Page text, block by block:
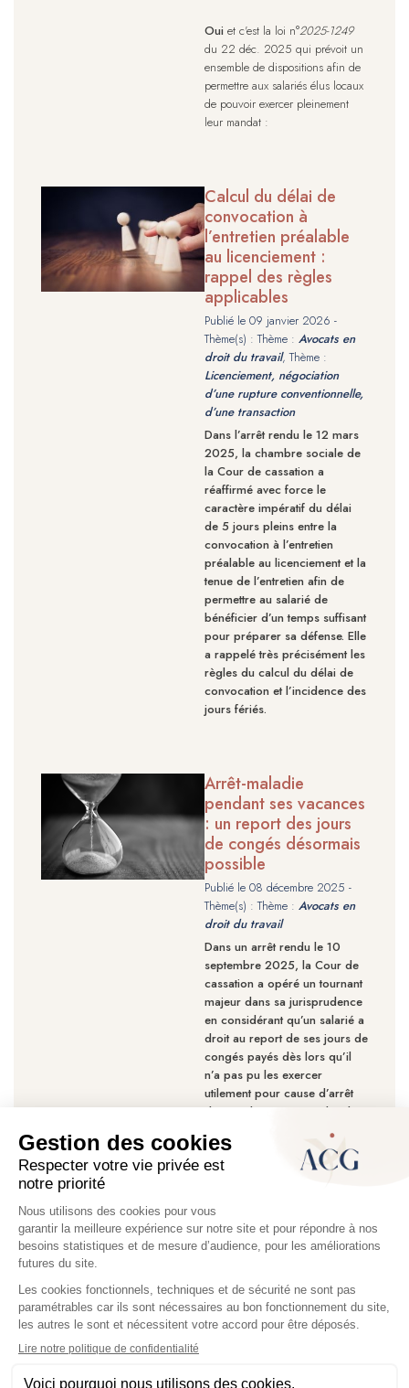
Oui et c'est la loi n°2025-1249
du 22 déc. 2025 qui prévoit un
ensemble de dispositions afin de
permettre aux salariés élus locaux
de pouvoir exercer pleinement
leur mandat :
Calcul du délai de
convocation à
l’entretien préalable
au licenciement :
rappel des règles
applicables
Publié le 09 janvier 2026 -
Thème(s) : Thème : Avocats en
droit du travail, Thème :
Licenciement, négociation
d’une rupture conventionnelle,
d’une transaction
Dans l’arrêt rendu le 12 mars
2025, la chambre sociale de
la Cour de cassation a
réaffirmé avec force le
caractère impératif du délai
de 5 jours pleins entre la
convocation à l’entretien
préalable au licenciement et la
tenue de l’entretien afin de
permettre au salarié de
bénéficier d’un temps suffisant
pour préparer sa défense. Elle
a rappelé très précisément les
règles du calcul du délai de
convocation et l’incidence des
jours fériés.
Arrêt-maladie
pendant ses vacances
: un report des jours
de congés désormais
possible
Publié le 08 décembre 2025 -
Thème(s) : Thème : Avocats en
droit du travail
Dans un arrêt rendu le 10
septembre 2025, la Cour de
cassation a opéré un tournant
majeur dans sa jurisprudence
en considérant qu’un salarié a
droit au report de ses jours de
congés payés dès lors qu’il
n’a pas pu les exercer
utilement pour cause d’arrêt
de travail survenu pendant la
PaginationPage
courante
1